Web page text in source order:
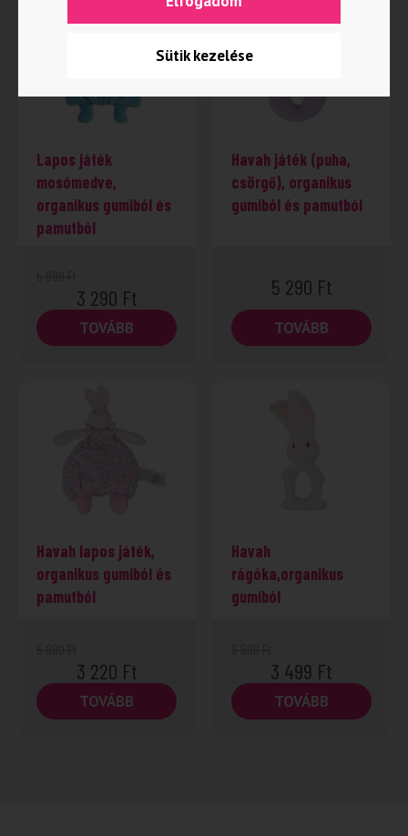
Lapos játék
mosómedve,
organikus gumiból és
pamutból
3 290 Ft
TOVÁBB
NINCS RAKTÁRON
Havah játék (puha,
csörgő), organikus
gumiból és pamutból
5 290 Ft
TOVÁBB
Havah lapos játék,
organikus gumiból és
pamutból
3 220 Ft
TOVÁBB
Havah
rágóka,organikus
gumiból
3 499 Ft
TOVÁBB
Sütik kezelése